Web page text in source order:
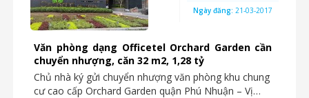
Văn phòng dạng Officetel Orchard Garden cần
chuyển nhượng, căn 32 m2, 1,28 tỷ
Chủ nhà ký gửi chuyển nhượng văn phòng khu chung
cư cao cấp Orchard Garden quận Phú Nhuận – Vị…
Ngày đăng: 21-03-2017